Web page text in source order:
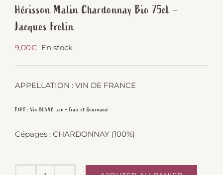
Hérisson Malin Chardonnay Bio 75cl –
Jacques Frelin
9,00€ En stock
APPELLATION : VIN DE FRANCE
TYPE : Vin BLANC sec – Frais et Gourmand
Cépages : CHARDONNAY (100%)